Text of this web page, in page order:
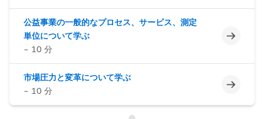
公益事業の一般的なプロセス、サービス、測定
単位について学ぶ
~ 10 分
未完了
市場圧力と変革について学ぶ
~ 10 分
未完了